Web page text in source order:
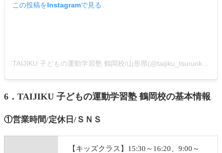
この投稿をInstagramで見る
6．TAIJIKU 子どもの運動学習塾 鶴岡校の基本情報
①営業時間/定休日/ＳＮＳ
【キッズクラス】15:30～16:20、9:00～